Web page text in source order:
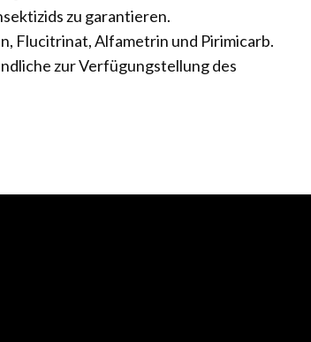
zu garantieren.
Flucitrinat, Alfametrin und Pirimicarb.
zur Verfügungstellung des